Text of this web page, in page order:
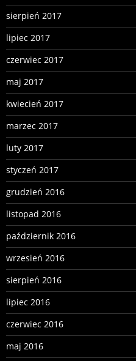
sierpień 2017
lipiec 2017
czerwiec 2017
maj 2017
kwiecień 2017
marzec 2017
luty 2017
styczeń 2017
grudzień 2016
listopad 2016
październik 2016
wrzesień 2016
sierpień 2016
lipiec 2016
czerwiec 2016
maj 2016